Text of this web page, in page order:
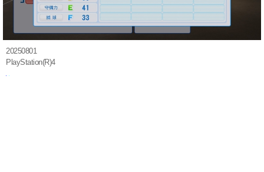
20250801
PlayStation(R)4